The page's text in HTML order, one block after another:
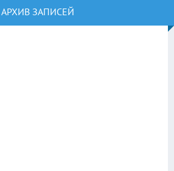
АРХИВ ЗАПИСЕЙ